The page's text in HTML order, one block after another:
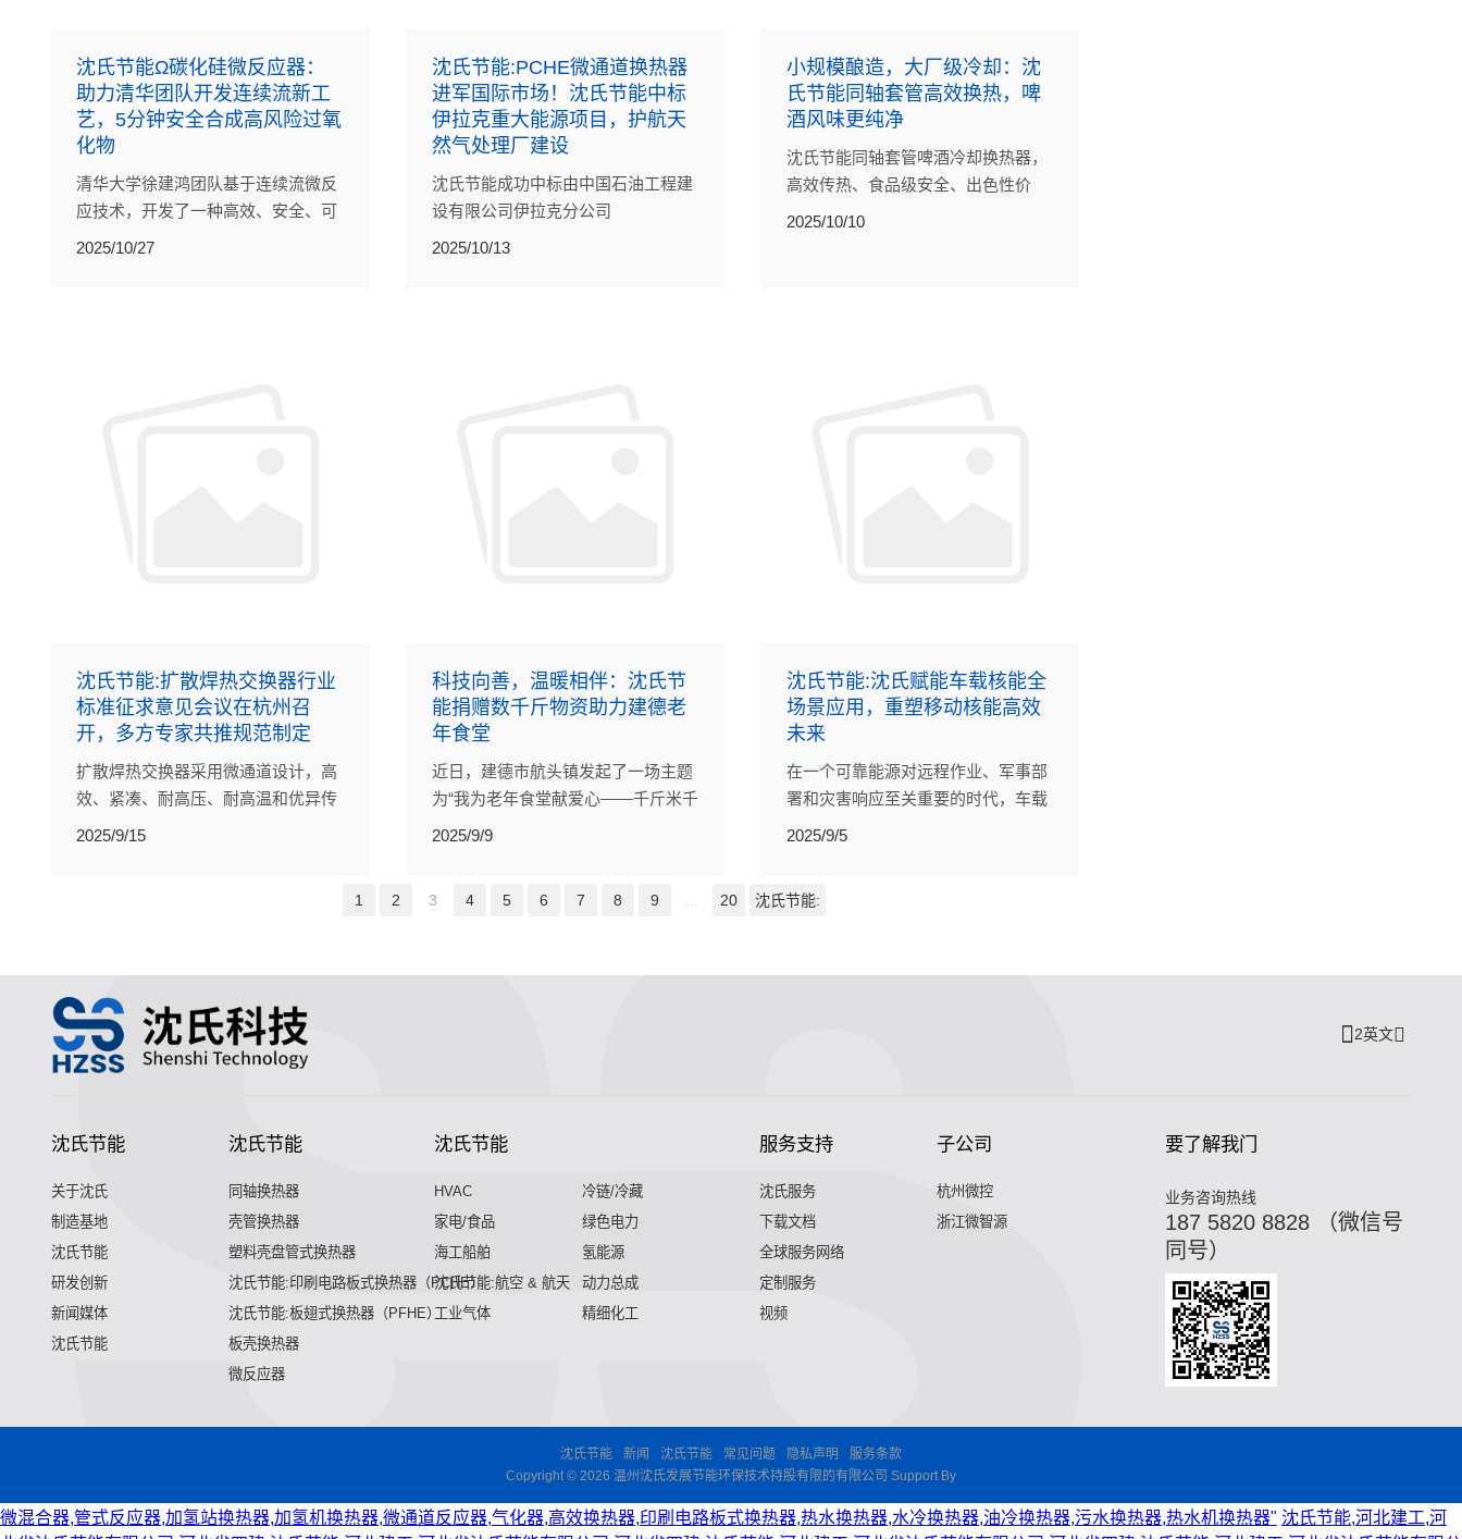
沈氏节能Ω碳化硅微反应器：
助力清华团队开发连续流新工
艺，5分钟安全合成高风险过氧
化物
清华大学徐建鸿团队基于连续流微反
应技术，开发了一种高效、安全、可
放大的TBPPB合成新方法，为高危化
2025/10/27
沈氏节能:PCHE微通道换热器
进军国际市场！沈氏节能中标
伊拉克重大能源项目，护航天
然气处理厂建设
沈氏节能成功中标由中国石油工程建
设有限公司伊拉克分公司
（CPECC）承建的伊拉克阿塔维天
2025/10/13
小规模酿造，大厂级冷却：沈
氏节能同轴套管高效换热，啤
酒风味更纯净
沈氏节能同轴套管啤酒冷却换热器，
高效传热、食品级安全、出色性价
比，为全球酿造企业提供可靠的冷却
2025/10/10
沈氏节能:扩散焊热交换器行业
标准征求意见会议在杭州召
开，多方专家共推规范制定
扩散焊热交换器采用微通道设计，高
效、紧凑、耐高压、耐高温和优异传
热性能的优势，能够显著提升能源利
2025/9/15
科技向善，温暖相伴：沈氏节
能捐赠数千斤物资助力建德老
年食堂
近日，建德市航头镇发起了一场主题
为“我为老年食堂献爱心——千斤米千
斤油”的慈善捐赠活动。沈氏节能积极
物资支持，传递企业对社会的关怀与
2025/9/9
沈氏节能:沈氏赋能车载核能全
场景应用，重塑移动核能高效
未来
在一个可靠能源对远程作业、军事部
署和灾害响应至关重要的时代，车载
核动力移动反应堆发电装置代表了一
（SCO2）回热器相结合，在具有挑
2025/9/5
1 2 3 4 5 6 7 8 9 20 沈氏节能:
2英文
沈氏节能
关于沈氏
制造基地
沈氏节能
研发创新
新闻媒体
沈氏节能
沈氏节能
同轴换热器
壳管换热器
塑料壳盘管式换热器
沈氏节能:印刷电路板式换热器（PCHE）
沈氏节能:板翅式换热器（PFHE）
板壳换热器
微反应器
沈氏节能
HVAC
冷链/冷藏
家电/食品
绿色电力
海工船舶
氢能源
沈氏节能:航空 & 航天
动力总成
工业气体
精细化工
服务支持
沈氏服务
下载文档
全球服务网络
定制服务
视频
子公司
杭州微控
浙江微智源
要了解我门
业务咨询热线
187 5820 8828 （微信号
同号）
沈氏节能 新闻 沈氏节能 常见问题 隐私声明
服务条款
Copyright © 2026 温州沈氏发展节能环保技术持股有限的有限公司 Support By
微混合器,管式反应器,加氢站换热器,加氢机换热器,微通道反应器,气化器,高效换热器,印刷电路板式换热器,热水换热器,水冷换热器,油冷换热器,污水换热器,热水机换热器" 沈氏节能,河北建工,河